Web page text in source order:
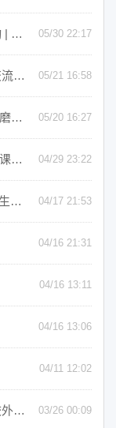
我院开展常态化教师集中磨课教研活动 | 磨课第九期 05/30 22:17
电气教研室开展新能源汽车专业校企交流活动 05/21 16:58
我院本周持续开展系列磨课研讨活动 | 磨课第八期 05/20 16:27
我院扎实推进教师常态化磨课活动 | 磨课第六期 04/29 23:22
我院学子于第三届“ETTBL杯”全国大学生英语翻译大赛荣获佳绩 | 榜样力量 04/17 21:53
04/16 21:31
04/16 13:11
04/16 13:06
04/11 12:02
我院土地资源管理专业师生圆满完成校外点位放样测量任务 03/26 00:09